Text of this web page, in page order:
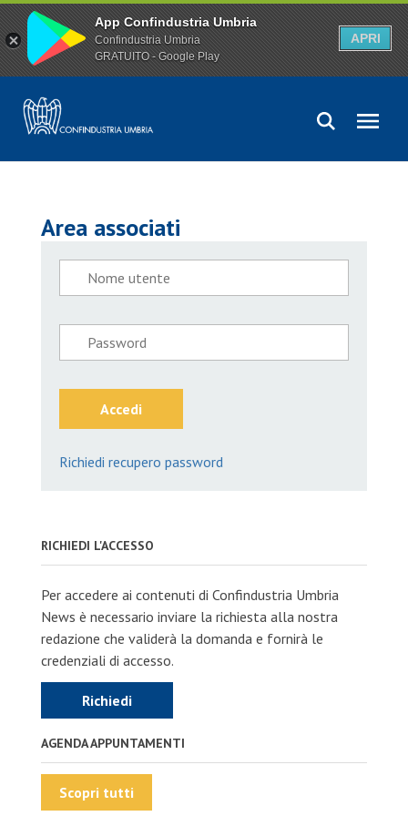
Area associati
Accedi
Richiedi recupero password
RICHIEDI L'ACCESSO
Per accedere ai contenuti di Confindustria Umbria
News è necessario inviare la richiesta alla nostra
redazione che validerà la domanda e fornirà le
credenziali di accesso.
Richiedi
AGENDA APPUNTAMENTI
Scopri tutti
App Confindustria Umbria
Confindustria Umbria
GRATUITO - Google Play
APRI